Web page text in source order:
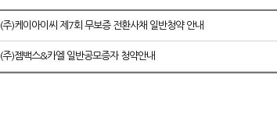
(주)케이아이씨 제7회 무보증 전환사채 일반청약 안내
(주)젬백스&카엘 일반공모증자 청약안내